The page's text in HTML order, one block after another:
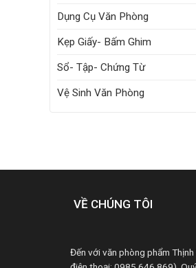
Dụng Cụ Văn Phòng
Kẹp Giấy- Bấm Ghim
Sổ- Tập- Chứng Từ
Vệ Sinh Văn Phòng
VỀ CHÚNG TÔI
Đến với văn phòng phẩm